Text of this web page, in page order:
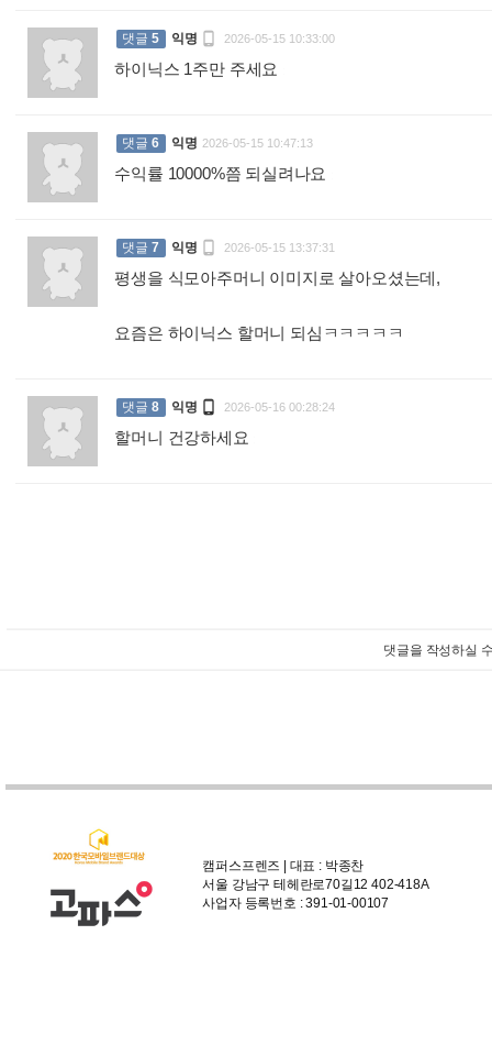
댓글 5 익명  2026-05-15 10:33:00
하이닉스 1주만 주세요
댓글 6 익명 2026-05-15 10:47:13
수익률 10000%쯤 되실려나요
댓글 7 익명  2026-05-15 13:37:31
평생을 식모아주머니 이미지로 살아오셨는데,
요즘은 하이닉스 할머니 되심ㅋㅋㅋㅋㅋ
댓글 8 익명  2026-05-16 00:28:24
할머니 건강하세요
댓글을 작성하실
캠퍼스프렌즈 | 대표 : 박종찬
서울 강남구 테헤란로70길12 402-418A
사업자 등록번호 : 391-01-00107